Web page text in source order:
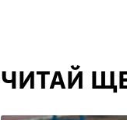
ЧИТАЙ